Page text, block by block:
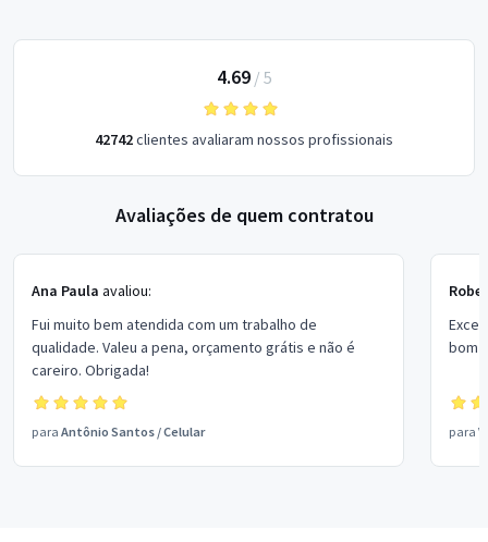
4.69/ 5
42742clientes avaliaram nossos profissionais
Avaliações de quem contratou
Ana Paula avaliou:
Fui muito bem atendida com um trabalho de
qualidade. Valeu a pena, orçamento grátis e não é
careiro. Obrigada!
para Antônio Santos /Celular
bom
para